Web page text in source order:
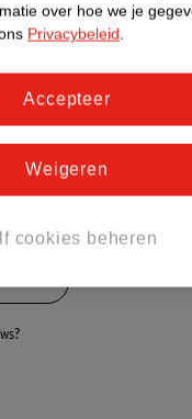
product heeft (nog) geen
Score.
over hoe we je
Privacybeleid.
cookies beheren
Weigeren
Accepteer